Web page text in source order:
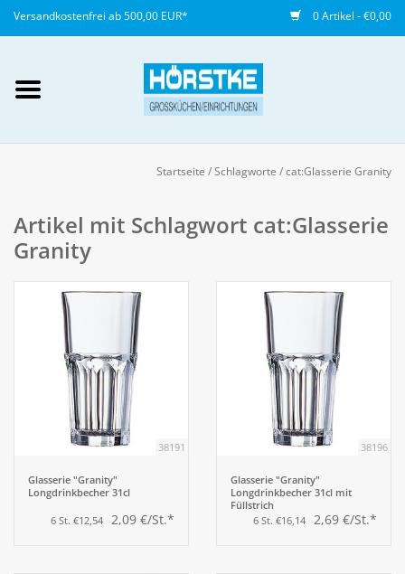
Versandkostenfrei ab 500,00 EUR* 0 Artikel - €0,00
anlegen
NEU
Gedeckter Tisch
Fingerfood
Aufsteller
Bar
Startseite /Schlagworte /cat:Glasserie Granity
Artikel mit Schlagwort cat:Glasserie
Granity
38191
Glasserie "Granity"
Longdrinkbecher 31cl
6 St. €12,54 2,09 €/St.*
38196
Glasserie "Granity"
Longdrinkbecher 31cl mit
Füllstrich
6 St. €16,14 2,69 €/St.*